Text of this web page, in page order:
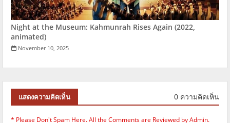
Night at the Museum: Kahmunrah Rises Again (2022,
animated)
November 10, 2025
แสดงความคิดเห็น 0 ความคิดเห็น
* Please Don't Spam Here. All the Comments are Reviewed by Admin.